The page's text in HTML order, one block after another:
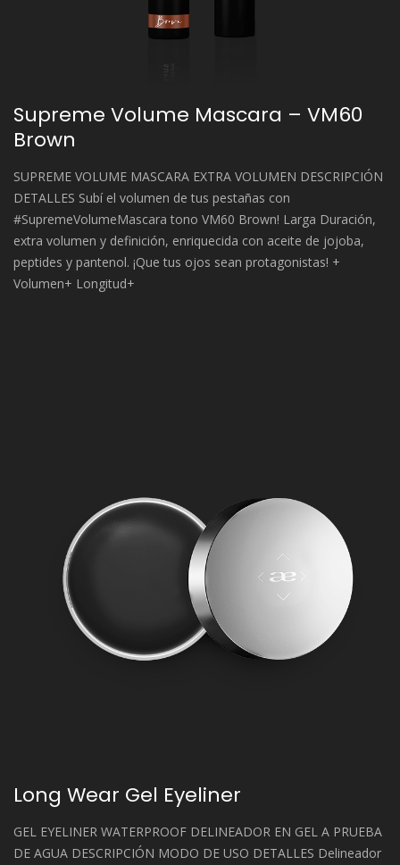
Supreme Volume Mascara – VM60
Brown
SUPREME VOLUME MASCARA EXTRA VOLUMEN DESCRIPCIÓN
DETALLES Subí el volumen de tus pestañas con
#SupremeVolumeMascara tono VM60 Brown! Larga Duración,
extra volumen y definición, enriquecida con aceite de jojoba,
peptides y pantenol. ¡Que tus ojos sean protagonistas! +
Volumen+ Longitud+
Long Wear Gel Eyeliner
GEL EYELINER WATERPROOF DELINEADOR EN GEL A PRUEBA
DE AGUA DESCRIPCIÓN MODO DE USO DETALLES Delineador